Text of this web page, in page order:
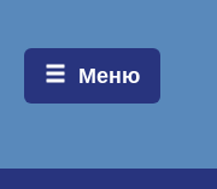
Меню:
Меню